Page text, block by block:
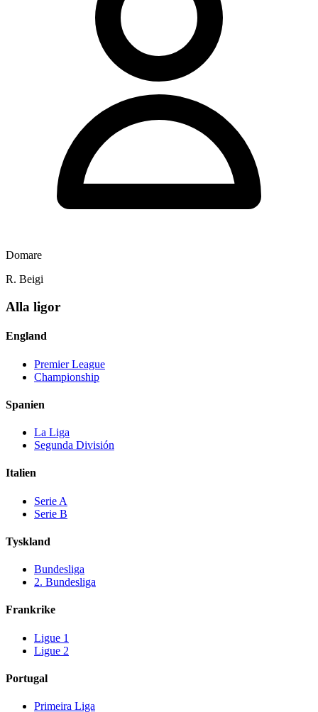
Domare
R. Beigi
Alla ligor
England
Premier League
Championship
Spanien
La Liga
Segunda División
Italien
Serie A
Serie B
Tyskland
Bundesliga
2. Bundesliga
Frankrike
Ligue 1
Ligue 2
Portugal
Primeira Liga